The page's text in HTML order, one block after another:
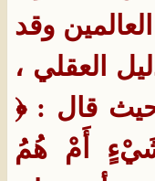
وقد
العقلي ،
حيث قال : ﴿
أَمْ هُمُ